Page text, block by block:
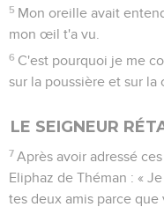
5 Mon oreille avait
mon œil t'a vu.
6 C'est pourquoi je me
sur la poussière et sur la
LE SEIGNEUR
7 Après avoir adressé
Eliphaz de Théman : «
tes deux amis parce que